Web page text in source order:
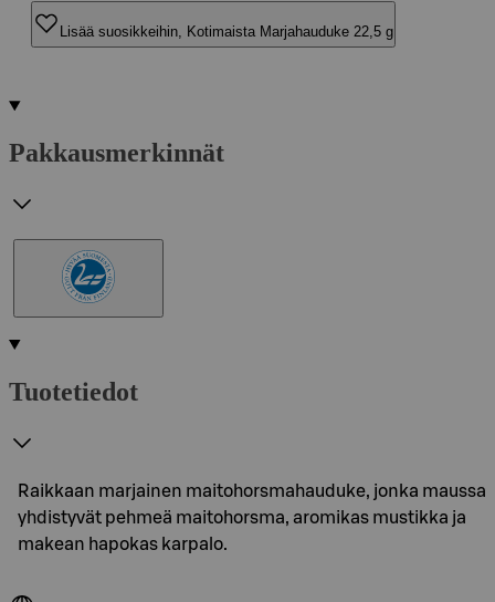
Lisää suosikkeihin, Kotimaista Marjahauduke 22,5 g
Pakkausmerkinnät
Tuotetiedot
Raikkaan marjainen maitohorsmahauduke, jonka maussa
yhdistyvät pehmeä maitohorsma, aromikas mustikka ja
makean hapokas karpalo.